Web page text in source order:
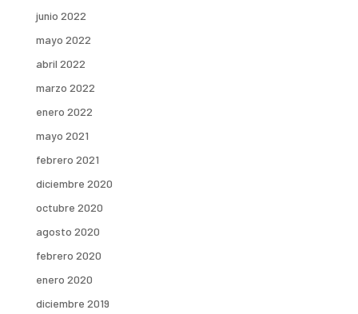
junio 2022
mayo 2022
abril 2022
marzo 2022
enero 2022
mayo 2021
febrero 2021
diciembre 2020
octubre 2020
agosto 2020
febrero 2020
enero 2020
diciembre 2019